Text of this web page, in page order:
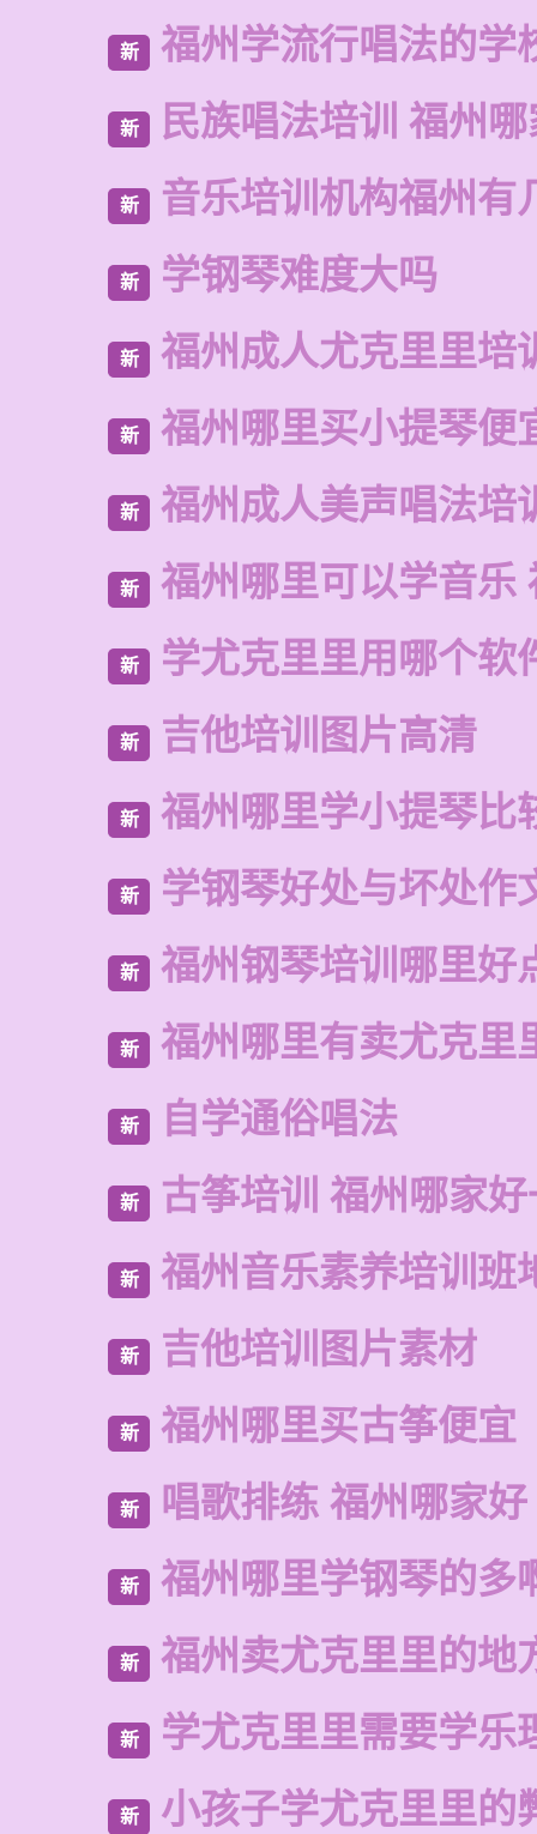
新 福州学流行唱法的学
新 民族唱法培训 福州
新 音乐培训机构福州有
新 学钢琴难度大吗
新 福州成人尤克里里培
新 福州哪里买小提琴便
新 福州成人美声唱法培
新 福州哪里可以学音乐
新 学尤克里里用哪个软
新 吉他培训图片高清
新 福州哪里学小提琴比
新 学钢琴好处与坏处作
新 福州钢琴培训哪里好
新 福州哪里有卖尤克里
新 自学通俗唱法
新 古筝培训 福州哪家
新 福州音乐素养培训班
新 吉他培训图片素材
新 福州哪里买古筝便宜
新 唱歌排练 福州哪家好
新 福州哪里学钢琴的多
新 福州卖尤克里里的地
新 学尤克里里需要学乐
新 小孩子学尤克里里的